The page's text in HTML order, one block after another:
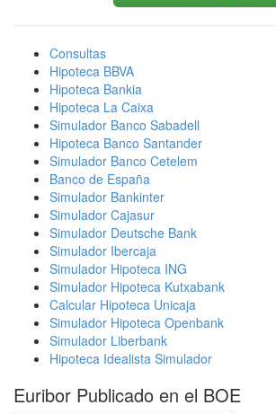
Consultas
Hipoteca BBVA
Hipoteca Bankia
Hipoteca La Caixa
Simulador Banco Sabadell
Hipoteca Banco Santander
Simulador Banco Cetelem
Banco de España
Simulador Bankinter
Simulador Cajasur
Simulador Deutsche Bank
Simulador Ibercaja
Simulador Hipoteca ING
Simulador Hipoteca Kutxabank
Calcular Hipoteca Unicaja
Simulador Hipoteca Openbank
Simulador Liberbank
Hipoteca Idealista Simulador
Euribor Publicado en el BOE